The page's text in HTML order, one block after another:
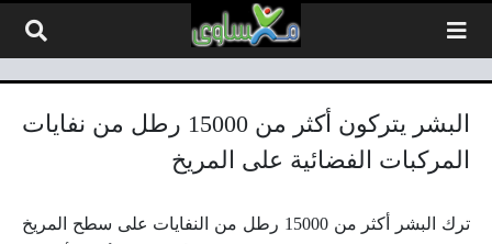
البشر يتركون أكثر من 15000 رطل من نفايات
المركبات الفضائية على المريخ
ترك البشر أكثر من 15000 رطل من النفايات على سطح المريخ